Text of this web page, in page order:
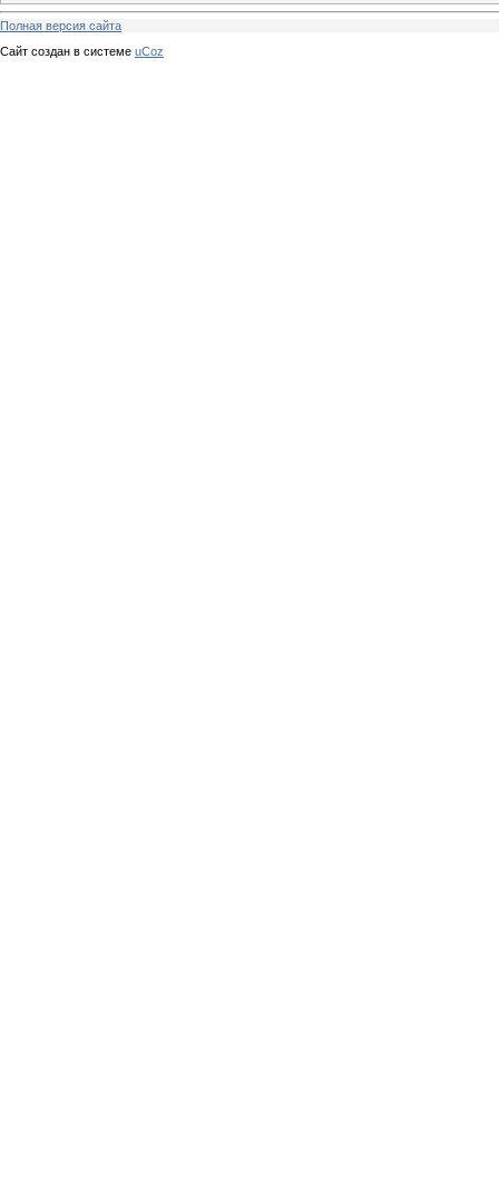
Полная версия сайта
Сайт создан в системе uCoz